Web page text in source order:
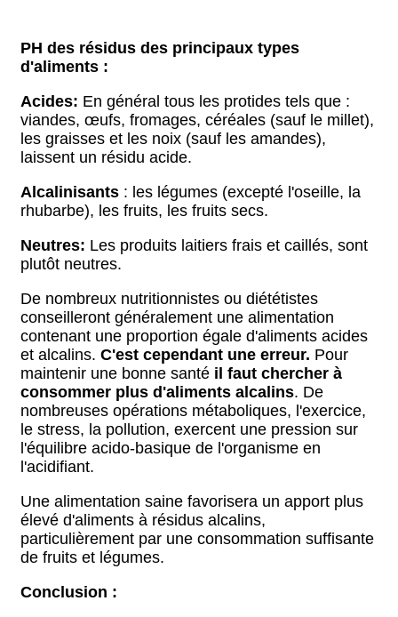
PH des résidus des principaux types
d'aliments :
Acides: En général tous les protides tels que :
viandes, œufs, fromages, céréales (sauf le millet),
les graisses et les noix (sauf les amandes),
laissent un résidu acide.
Alcalinisants : les légumes (excepté l'oseille, la
rhubarbe), les fruits, les fruits secs.
Neutres: Les produits laitiers frais et caillés, sont
plutôt neutres.
De nombreux nutritionnistes ou diététistes
conseilleront généralement une alimentation
contenant une proportion égale d'aliments acides
et alcalins. C'est cependant une erreur. Pour
maintenir une bonne santé il faut chercher à
consommer plus d'aliments alcalins. De
nombreuses opérations métaboliques, l'exercice,
le stress, la pollution, exercent une pression sur
l'équilibre acido-basique de l'organisme en
l'acidifiant.
Une alimentation saine favorisera un apport plus
élevé d'aliments à résidus alcalins,
particulièrement par une consommation suffisante
de fruits et légumes.
Conclusion :